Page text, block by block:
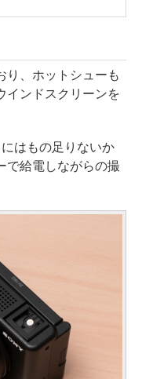
り、ホットシューも
インドスクリーンを
はもの足りないか
で給電しながらの撮